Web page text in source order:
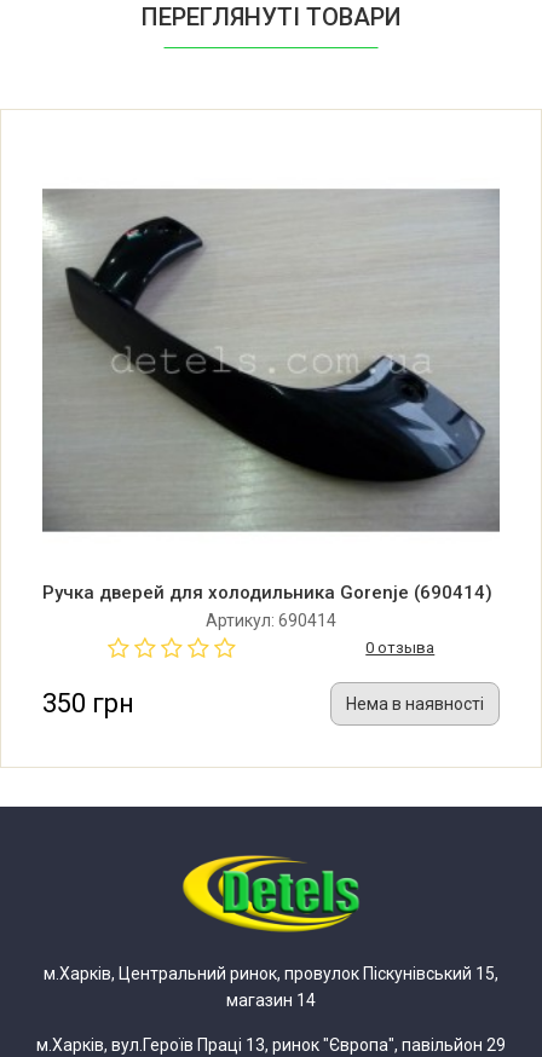
ПЕРЕГЛЯНУТІ ТОВАРИ
Ручка дверей для холодильника Gorenje (690414)
Артикул: 690414
0 отзыва
350 грн Нема в наявності
м.Харків, Центральний ринок, провулок Піскунівський 15,
магазин 14
м.Харків, вул.Героїв Праці 13, ринок "Європа", павільйон 29